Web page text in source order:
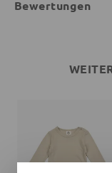
Bewertungen